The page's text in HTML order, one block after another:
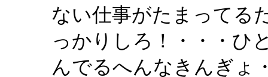
ない仕事がたまってる
っかりしろ！・・・ひ
んでるへんなきんぎょ